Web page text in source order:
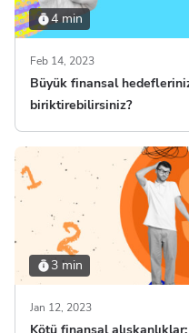
4 min
Feb 14, 2023
Büyük finansal
biriktirebilirsiniz?
3 min
Jan 12, 2023